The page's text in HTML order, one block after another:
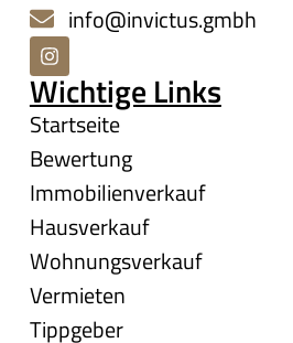
info@invictus.gmbh
Wichtige Links
Startseite
Bewertung
Immobilienverkauf
Hausverkauf
Wohnungsverkauf
Vermieten
Tippgeber